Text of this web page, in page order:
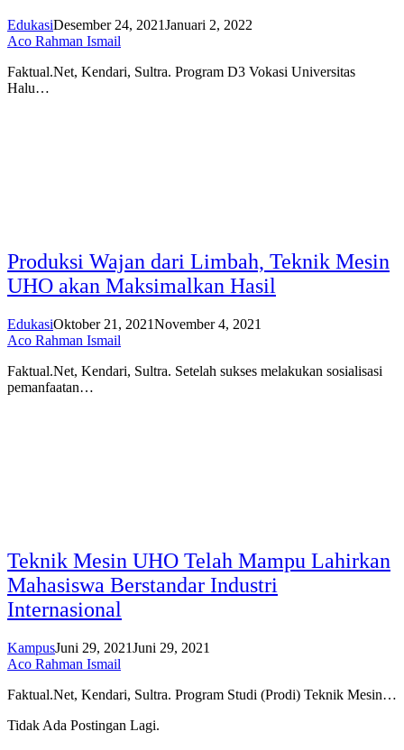
EdukasiDesember 24, 2021Januari 2, 2022
Aco Rahman Ismail
Faktual.Net, Kendari, Sultra. Program D3 Vokasi Universitas
Halu…
Produksi Wajan dari Limbah, Teknik Mesin
UHO akan Maksimalkan Hasil
EdukasiOktober 21, 2021November 4, 2021
Aco Rahman Ismail
Faktual.Net, Kendari, Sultra. Setelah sukses melakukan sosialisasi
pemanfaatan…
Teknik Mesin UHO Telah Mampu Lahirkan
Mahasiswa Berstandar Industri
Internasional
KampusJuni 29, 2021Juni 29, 2021
Aco Rahman Ismail
Faktual.Net, Kendari, Sultra. Program Studi (Prodi) Teknik Mesin…
Tidak Ada Postingan Lagi.